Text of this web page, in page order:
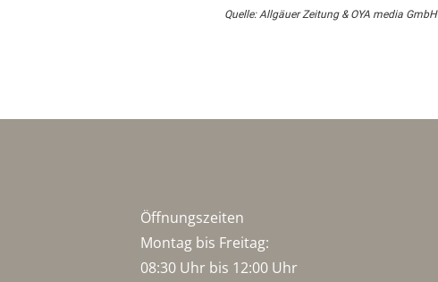
Quelle: Allgäuer Zeitung & OYA media GmbH
Öffnungszeiten
Montag bis Freitag:
08:30 Uhr bis 12:00 Uhr